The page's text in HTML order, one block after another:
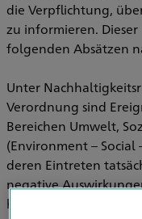
die Verpflichtung,
zu informieren.
folgenden Absätzen
Unter
Verordnung sind
Bereichen Umwelt,
(Environment – Social
deren Eintreten
negative
haben können.